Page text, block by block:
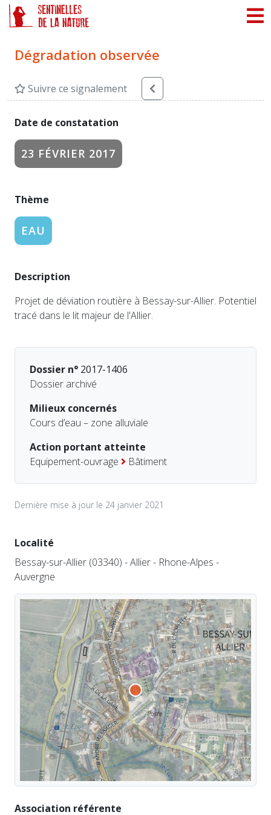
Dégradation observée
Suivre ce signalement
Date de constatation
23 FÉVRIER 2017
Thème
EAU
Description
Projet de déviation routière à Bessay-sur-Allier. Potentiel
tracé dans le lit majeur de l'Allier.
Dossier n° 2017-1406
Dossier archivé
Milieux concernés
Cours d’eau – zone alluviale
Action portant atteinte
Equipement-ouvrage
Bâtiment
Dernière mise à jour le 24 janvier 2021
Localité
Bessay-sur-Allier (03340) - Allier - Rhone-Alpes -
Auvergne
Association référente
Panneau de gestion des cookies